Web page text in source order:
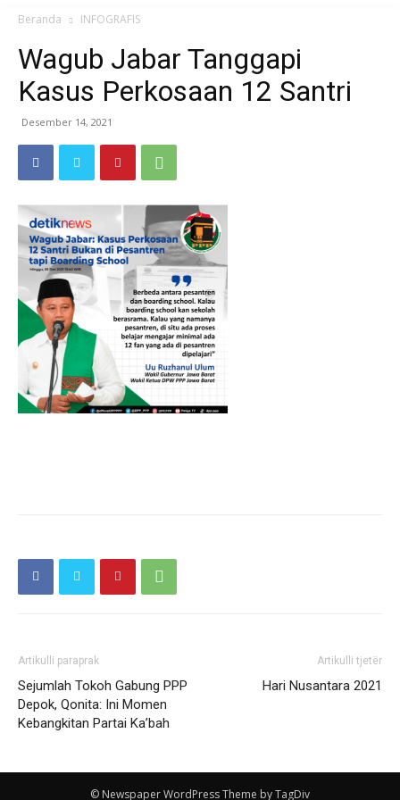
Beranda INFOGRAFIS
Wagub Jabar Tanggapi
Kasus Perkosaan 12 Santri
Desember 14, 2021
Artikulli paraprak
Sejumlah Tokoh Gabung PPP
Depok, Qonita: Ini Momen
Kebangkitan Partai Ka’bah
Artikulli tjetër
Hari Nusantara 2021
© Newspaper WordPress Theme by TagDiv